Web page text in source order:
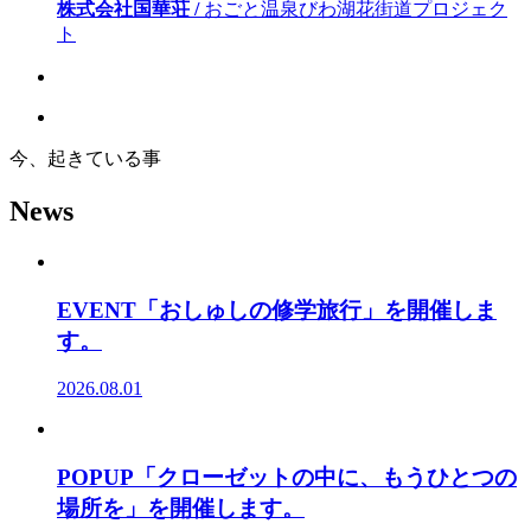
株式会社国華荘 / おごと温泉びわ湖花街道プロジェク
ト
今、起きている事
News
EVENT「おしゅしの修学旅行」を開催しま
す。
2026.08.01
POPUP「クローゼットの中に、もうひとつの
場所を」を開催します。